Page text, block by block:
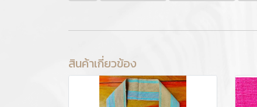
สินค้าเกี่ยวข้อง